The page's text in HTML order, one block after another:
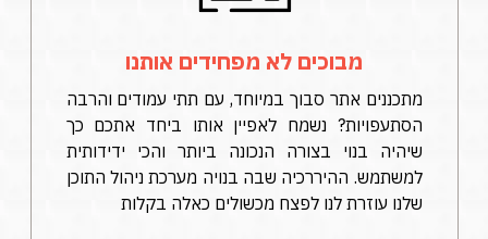
מבוכים לא מפחידים אותנו
מתכננים אתר סבוך במיוחד, עם תתי עמודים והרבה
הסתעפויות? נשמח לאפיין אותו ביחד אתכם כך
שיהיה בנוי בצורה הנכונה ביותר והכי ידידותית
למשתמש. ההיררכיה שבה בנויה מערכת ניהול התוכן
שלנו עוזרת לנו לפצח מכשולים כאלה בקלות